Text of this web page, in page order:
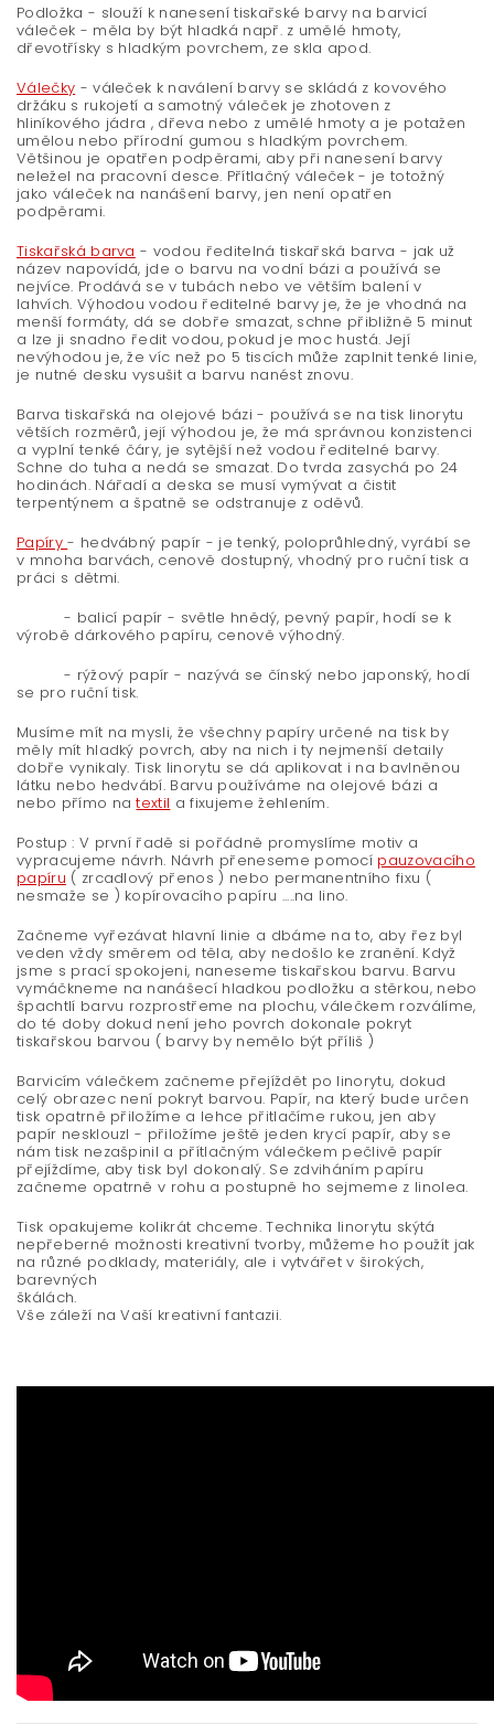
Podložka - slouží k nanesení tiskařské barvy na barvicí
váleček - měla by být hladká např. z umělé hmoty,
dřevotřísky s hladkým povrchem, ze skla apod.
Válečky - váleček k naválení barvy se skládá z kovového
držáku s rukojetí a samotný váleček je zhotoven z
hliníkového jádra , dřeva nebo z umělé hmoty a je potažen
umělou nebo přírodní gumou s hladkým povrchem.
Většinou je opatřen podpěrami, aby při nanesení barvy
neležel na pracovní desce. Přítlačný váleček - je totožný
jako váleček na nanášení barvy, jen není opatřen
podpěrami.
Tiskařská barva - vodou ředitelná tiskařská barva - jak už
název napovídá, jde o barvu na vodní bázi a používá se
nejvíce. Prodává se v tubách nebo ve větším balení v
lahvích. Výhodou vodou ředitelné barvy je, že je vhodná na
menší formáty, dá se dobře smazat, schne přibližně 5 minut
a lze ji snadno ředit vodou, pokud je moc hustá. Její
nevýhodou je, že víc než po 5 tiscích může zaplnit tenké linie,
je nutné desku vysušit a barvu nanést znovu.
Barva tiskařská na olejové bázi - používá se na tisk linorytu
větších rozměrů, její výhodou je, že má správnou konzistenci
a vyplní tenké čáry, je sytější než vodou ředitelné barvy.
Schne do tuha a nedá se smazat. Do tvrda zasychá po 24
hodinách. Nářadí a deska se musí vymývat a čistit
terpentýnem a špatně se odstranuje z oděvů.
Papíry- hedvábný papír - je tenký, poloprůhledný, vyrábí se
v mnoha barvách, cenově dostupný, vhodný pro ruční tisk a
práci s dětmi.
- balicí papír - světle hnědý, pevný papír, hodí se k
výrobě dárkového papíru, cenově výhodný.
- rýžový papír - nazývá se čínský nebo japonský, hodí
se pro ruční tisk.
Musíme mít na mysli, že všechny papíry určené na tisk by
měly mít hladký povrch, aby na nich i ty nejmenší detaily
dobře vynikaly. Tisk linorytu se dá aplikovat i na bavlněnou
látku nebo hedvábí. Barvu používáme na olejové bázi a
nebo přímo natextil a fixujeme žehlením.
Postup : V první řadě si pořádně promyslíme motiv a
vypracujeme návrh. Návrh přeneseme pomocí pauzovacího
papíru ( zrcadlový přenos ) nebo permanentního fixu (
nesmaže se ) kopírovacího papíru .....na lino.
Začneme vyřezávat hlavní linie a dbáme na to, aby řez byl
veden vždy směrem od těla, aby nedošlo ke zranění. Když
jsme s prací spokojeni, naneseme tiskařskou barvu. Barvu
vymáčkneme na nanášecí hladkou podložku a stěrkou, nebo
špachtlí barvu rozprostřeme na plochu, válečkem rozválíme,
do té doby dokud není jeho povrch dokonale pokryt
tiskařskou barvou ( barvy by nemělo být příliš )
Barvicím válečkem začneme přejíždět po linorytu, dokud
celý obrazec není pokryt barvou. Papír, na který bude určen
tisk opatrně přiložíme a lehce přitlačíme rukou, jen aby
papír nesklouzl - přiložíme ještě jeden krycí papír, aby se
nám tisk nezašpinil a přítlačným válečkem pečlivě papír
přejíždíme, aby tisk byl dokonalý. Se zdviháním papíru
začneme opatrně v rohu a postupně ho sejmeme z linolea.
Tisk opakujeme kolikrát chceme. Technika linorytu skýtá
nepřeberné možnosti kreativní tvorby, můžeme ho použít jak
na různé podklady, materiály, ale i vytvářet v širokých,
barevných
Vše záleží na Vaší kreativní fantazii.